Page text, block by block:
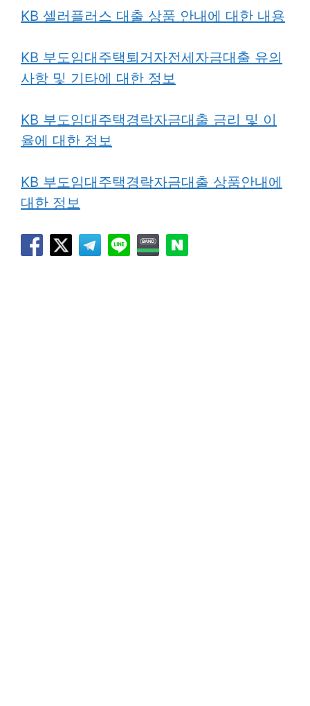
KB 셀러플러스 대출 상품 안내에 대한 내용
KB 부도임대주택퇴거자전세자금대출 유의
사항 및 기타에 대한 정보
KB 부도임대주택경락자금대출 금리 및 이
율에 대한 정보
KB 부도임대주택경락자금대출 상품안내에
대한 정보